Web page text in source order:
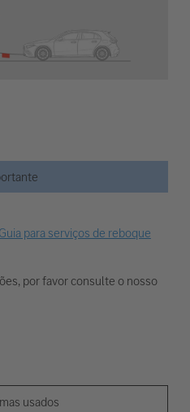
Guia para serviços de reboque
por favor consulte o nosso
usados